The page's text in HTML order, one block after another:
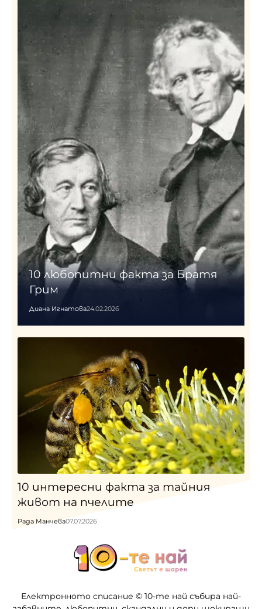
10 любопитни факта за Братя
Грим
Диана Игнатова24.02.2026
10 интересни факта за тайния
живот на пчелите
Рада Манчева07.07.2026
Електронното списание © 10-те най събира най-